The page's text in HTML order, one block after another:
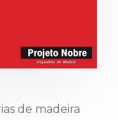
de madeira